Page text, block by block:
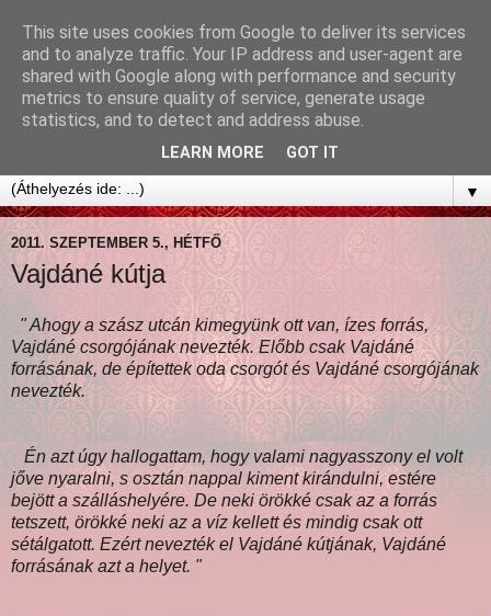
▼
2011. SZEPTEMBER 5., HÉTFŐ
Vajdáné kútja
" Ahogy a szász utcán kimegyünk ott van, ízes forrás,
Vajdáné csorgójának nevezték. Előbb csak Vajdáné
forrásának, de építettek oda csorgót és Vajdáné csorgójának
nevezték.
Én azt úgy hallogattam, hogy valami nagyasszony el volt
jőve nyaralni, s osztán nappal kiment kirándulni, estére
bejött a szálláshelyére. De neki örökké csak az a forrás
tetszett, örökké neki az a víz kellett és mindig csak ott
sétálgatott. Ezért nevezték el Vajdáné kútjának, Vajdáné
forrásának azt a helyet. "
This site uses cookies from Google to deliver its services
and to analyze traffic. Your IP address and user-agent are
shared with Google along with performance and security
metrics to ensure quality of service, generate usage
statistics, and to detect and address abuse.
LEARN MORE GOT IT